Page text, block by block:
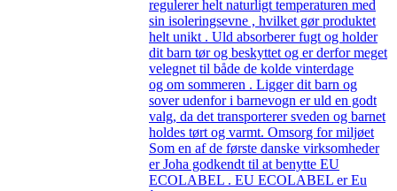
regulerer helt naturligt temperaturen med
sin isoleringsevne , hvilket gør produktet
helt unikt . Uld absorberer fugt og holder
dit barn tør og beskyttet og er derfor meget
velegnet til både de kolde vinterdage
og om sommeren . Ligger dit barn og
sover udenfor i barnevogn er uld en godt
valg, da det transporterer sveden og barnet
holdes tørt og varmt. Omsorg for miljøet
Som en af de første danske virksomheder
er Joha godkendt til at benytte EU
ECOLABEL . EU ECOLABEL er Eu